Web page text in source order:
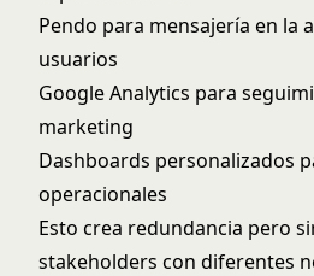
Pendo para mensajería en la
usuarios
Google Analytics para
marketing
Dashboards personalizados
operacionales
Esto crea redundancia pero
stakeholders con diferentes